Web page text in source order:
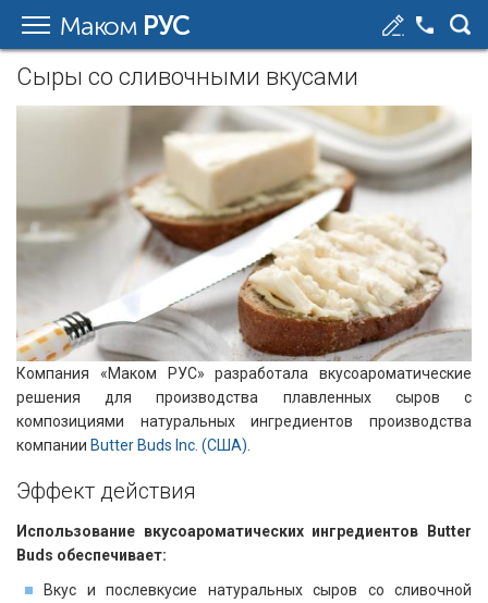
Маком РУС
Сыры со сливочными вкусами
Компания «Маком РУС» разработала вкусоароматические
решения для производства плавленных сыров с
композициями натуральных ингредиентов производства
компании Butter Buds Inc. (США)
Эффект действия​​
Использование вкусоароматических ингредиентов Butter
Buds обеспечивает:
Вкус и послевкусие натуральных сыров со сливочной